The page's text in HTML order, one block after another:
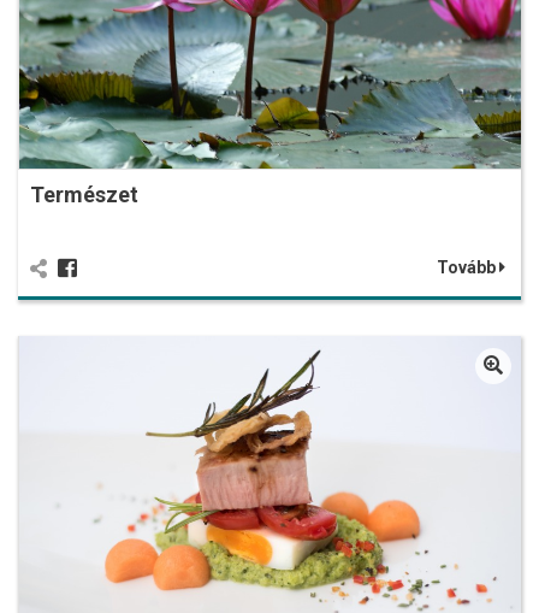
Természet
Tovább